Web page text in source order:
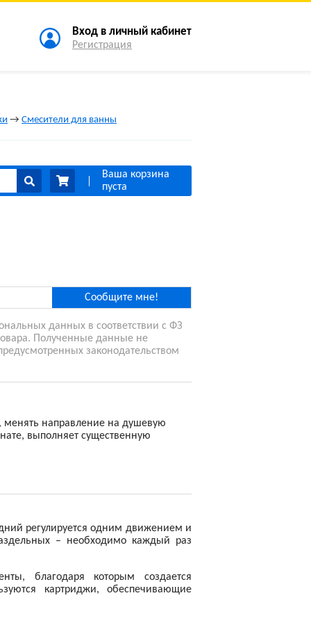
→ Смесители для ванны
Ваша корзина
пуста
Сообщите мне!
данных в соответствии с ФЗ
Полученные данные не
законодательством
менять направление на душевую
выполняет существенную
регулируется одним движением и
– необходимо каждый раз
благодаря которым создается
картриджи, обеспечивающие
Вход в личный кабинет
Регистрация